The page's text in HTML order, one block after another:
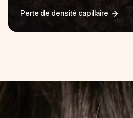
Perte de densité capillaire